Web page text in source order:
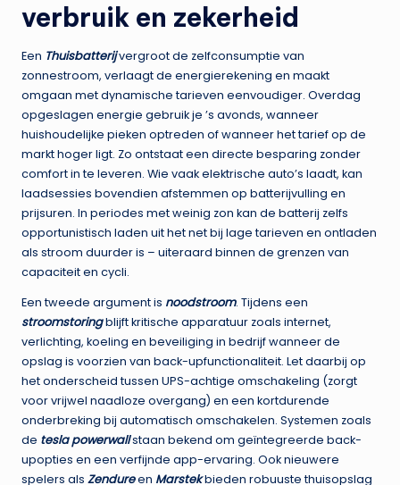
verbruik en zekerheid
Een Thuisbatterijvergroot de zelfconsumptie van
zonnestroom, verlaagt de energierekening en maakt
omgaan met dynamische tarieven eenvoudiger. Overdag
opgeslagen energie gebruik je ’s avonds, wanneer
huishoudelijke pieken optreden of wanneer het tarief op de
markt hoger ligt. Zo ontstaat een directe besparing zonder
comfort in te leveren. Wie vaak elektrische auto’s laadt, kan
laadsessies bovendien afstemmen op batterijvulling en
prijsuren. In periodes met weinig zon kan de batterij zelfs
opportunistisch laden uit het net bij lage tarieven en ontladen
als stroom duurder is – uiteraard binnen de grenzen van
capaciteit en cycli.
Een tweede argument is noodstroom. Tijdens een
stroomstoringblijft kritische apparatuur zoals internet,
verlichting, koeling en beveiliging in bedrijf wanneer de
opslag is voorzien van back-upfunctionaliteit. Let daarbij op
het onderscheid tussen UPS-achtige omschakeling (zorgt
voor vrijwel naadloze overgang) en een kortdurende
onderbreking bij automatisch omschakelen. Systemen zoals
de tesla powerwallstaan bekend om geïntegreerde back-
upopties en een verfijnde app-ervaring. Ook nieuwere
spelers als Zendureen Marstekbieden robuuste thuisopslag